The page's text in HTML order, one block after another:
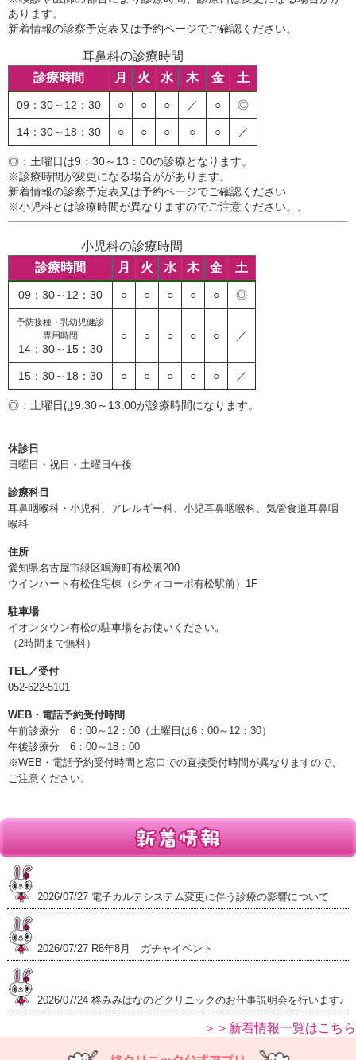
あります。
新着情報の診察予定表又は予約ページでご確認ください。
耳鼻科の診療時間
診療時間
月 火 水 木 金 土
09：30～12：30 ○ ○ ○ ／ ○ ◎
14：30～18：30 ○ ○ ○ ○ ○ ／
◎：土曜日は9：30～13：00の診療となります。
※診療時間が変更になる場合ががあります。
新着情報の診察予定表又は予約ページでご確認ください
※小児科とは診療時間が異なりますのでご注意ください。。
小児科の診療時間
診療時間
月 火 水 木 金 土
09：30～12：30 ○ ○ ○ ○ ○ ◎
予防接種・乳幼児健診
専用時間
14：30～15：30
○ ○ ○ ○ ○ ／
15：30～18：30 ○ ○ ○ ○ ○ ／
◎：土曜日は9:30～13:00が診療時間になります。
休診日
日曜日・祝日・土曜日午後
診療科目
耳鼻咽喉科・小児科、アレルギー科、小児耳鼻咽喉科、気管食道耳鼻咽
喉科
住所
愛知県名古屋市緑区鳴海町有松裏200
ウインハート有松住宅棟（シティコーポ有松駅前）1F
駐車場
イオンタウン有松の駐車場をお使いください。
（2時間まで無料）
TEL／受付
052-622-5101
WEB・電話予約受付時間
午前診療分 6：00～12：00（土曜日は6：00～12：30）
午後診療分 6：00～18：00
※WEB・電話予約受付時間と窓口での直接受付時間が異なりますので、
ご注意ください。
2026/07/27 電子カルテシステム変更に伴う診療の影響について
2026/07/27 R8年8月 ガチャイベント
2026/07/24 柊みみはなのどクリニックのお仕事説明会を行います♪
＞＞新着情報一覧はこちら